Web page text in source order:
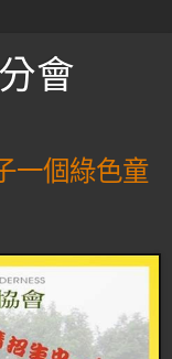
會
一個綠色童